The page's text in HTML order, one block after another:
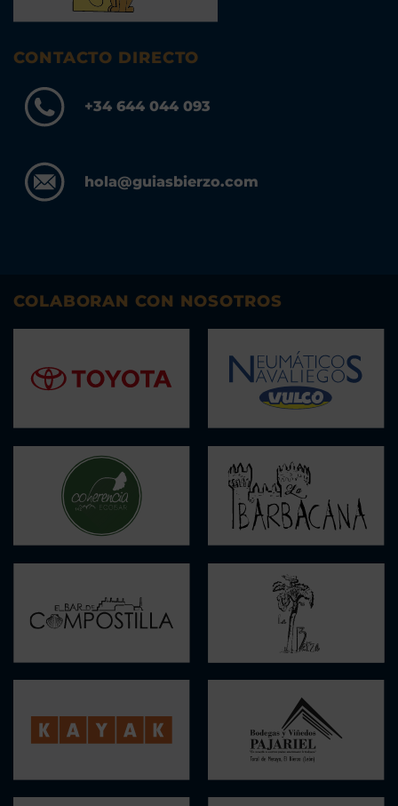
CONTACTO DIRECTO
+34 644 044 093
hola@guiasbierzo.com
COLABORAN CON NOSOTROS